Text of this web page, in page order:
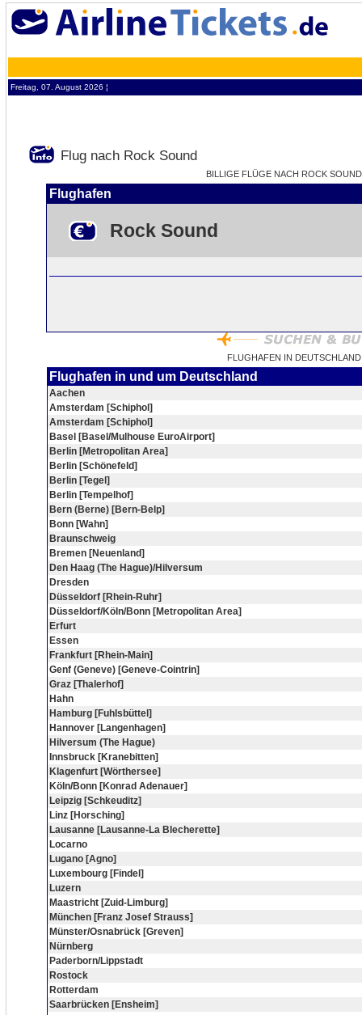
Freitag, 07. August 2026 ¦
Flug nach Rock Sound
BILLIGE FLÜGE NACH ROCK
Flughafen
Rock Sound
FLUGHAFEN IN
Flughafen in und um Deutschland
Aachen
Amsterdam [Schiphol]
Amsterdam [Schiphol]
Basel [Basel/Mulhouse EuroAirport]
Berlin [Metropolitan Area]
Berlin [Schönefeld]
Berlin [Tegel]
Berlin [Tempelhof]
Bern (Berne) [Bern-Belp]
Bonn [Wahn]
Braunschweig
Bremen [Neuenland]
Den Haag (The Hague)/Hilversum
Dresden
Düsseldorf [Rhein-Ruhr]
Düsseldorf/Köln/Bonn [Metropolitan Area]
Erfurt
Essen
Frankfurt [Rhein-Main]
Genf (Geneve) [Geneve-Cointrin]
Graz [Thalerhof]
Hahn
Hamburg [Fuhlsbüttel]
Hannover [Langenhagen]
Hilversum (The Hague)
Innsbruck [Kranebitten]
Klagenfurt [Wörthersee]
Köln/Bonn [Konrad Adenauer]
Leipzig [Schkeuditz]
Linz [Horsching]
Lausanne [Lausanne-La Blecherette]
Locarno
Lugano [Agno]
Luxembourg [Findel]
Luzern
Maastricht [Zuid-Limburg]
München [Franz Josef Strauss]
Münster/Osnabrück [Greven]
Nürnberg
Paderborn/Lippstadt
Rostock
Rotterdam
Saarbrücken [Ensheim]